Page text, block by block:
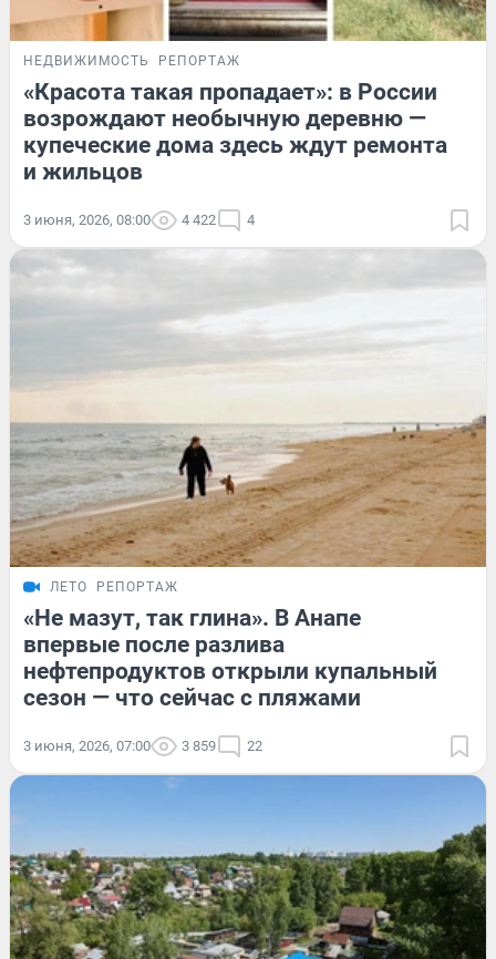
НЕДВИЖИМОСТЬ РЕПОРТАЖ
«Красота такая пропадает»: в России
возрождают необычную деревню —
купеческие дома здесь ждут ремонта
и жильцов
3 июня, 2026, 08:00 4 422 4
ЛЕТО РЕПОРТАЖ
«Не мазут, так глина». В Анапе
впервые после разлива
нефтепродуктов открыли купальный
сезон — что сейчас с пляжами
3 июня, 2026, 07:00 3 859 22